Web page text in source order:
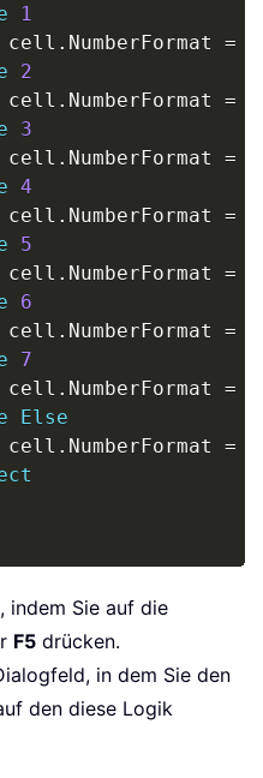
1
cell
. NumberFormat =
2
cell
. NumberFormat =
3
cell
. NumberFormat =
4
cell
. NumberFormat =
5
cell
. NumberFormat =
6
cell
. NumberFormat =
7
cell
. NumberFormat =
Else
cell
. NumberFormat =
indem Sie auf die
F5 drücken.
in dem Sie den
den diese Logik